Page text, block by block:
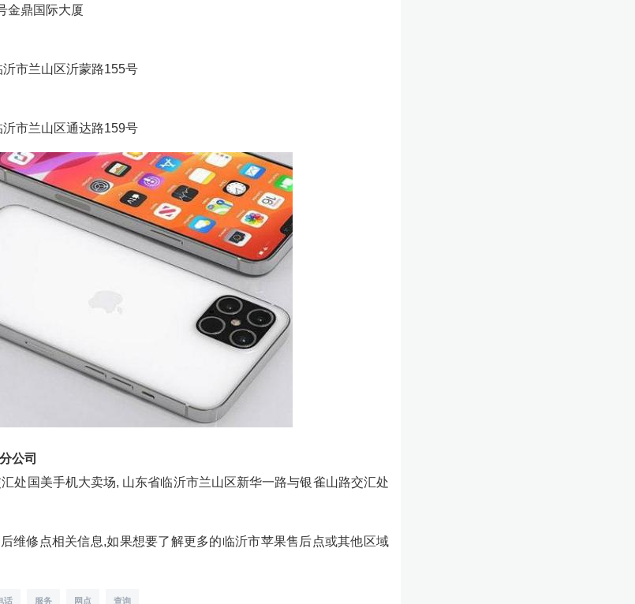
金鼎国际大厦
市兰山区沂蒙路155号
市兰山区通达路159号
公司
处国美手机大卖场, 山东省临沂市兰山区新华一路与银雀山路交汇处
维修点相关信息,如果想要了解更多的临沂市苹果售后点或其他区域
话 服务 网点 查询